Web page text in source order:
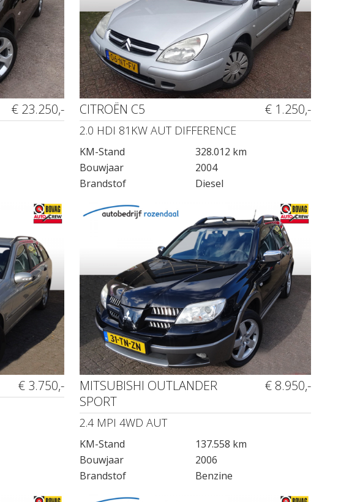
€ 23.250,- CITROËN C5 € 1.250,-
2.0 HDI 81KW AUT DIFFERENCE
KM-Stand
328.012 km
Bouwjaar
2004
Brandstof
Diesel
€ 3.750,-
MITSUBISHI OUTLANDER
SPORT
€ 8.950,-
2.4 MPI 4WD AUT
KM-Stand
137.558 km
Bouwjaar
2006
Brandstof
Benzine